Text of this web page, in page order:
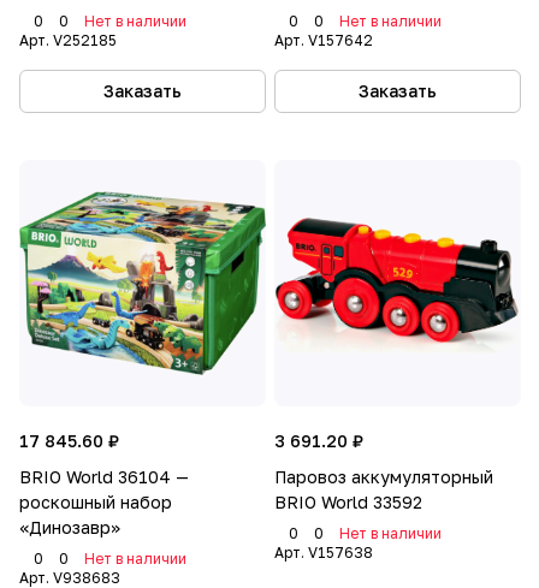
0 0
Нет в наличии
Арт. V252185
Заказать
0 0
Нет в наличии
Арт. V157642
Заказать
17 845.60 ₽
BRIO World 36104 —
роскошный набор
«Динозавр»
0 0
Нет в наличии
Арт. V938683
3 691.20 ₽
Паровоз аккумуляторный
BRIO World 33592
0 0
Нет в наличии
Арт. V157638